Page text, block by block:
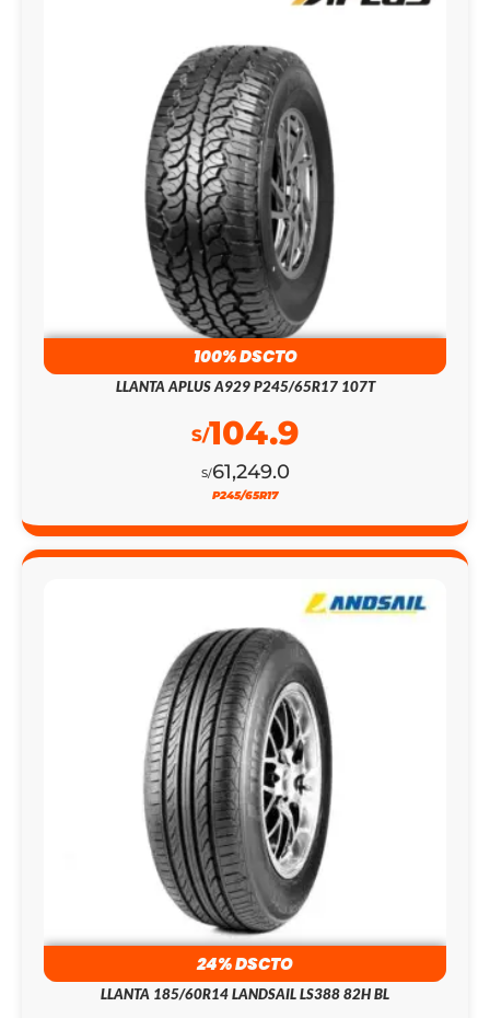
100% DSCTO
LLANTA APLUS A929 P245/65R17 107T
S/61,249.0
S/104.9
P245/65R17
24% DSCTO
LLANTA 185/60R14 LANDSAIL LS388 82H BL